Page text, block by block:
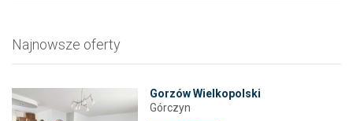
Najnowsze oferty
Gorzów Wielkopolski
Górczyn